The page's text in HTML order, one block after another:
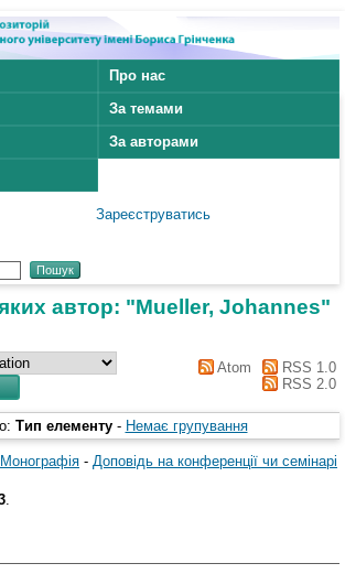
Про нас
За темами
За авторами
Зареєструватись
автор: "Mueller, Johannes"
Atom
RSS 1.0
RSS 2.0
Тип елементу - Немає групування
Монографія - Доповідь на конференції чи семінарі
.